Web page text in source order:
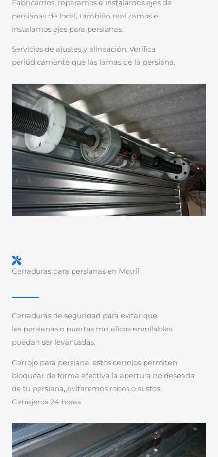
Fabricamos, reparamos e instalamos ejes de
persianas de local, también realizamos e
instalamos ejes para persianas.
Servicios de ajustes y alineación. Verifica
periódicamente que las lamas de la persiana.
Cerraduras para persianas en Motril
Cerraduras de seguridad para evitar que
las persianas o puertas metálicas enrollables
puedan ser levantadas.
Cerrojo para persiana, estos cerrojos permiten
bloquear de forma efectiva la apertura no deseada
de tu persiana, evitaremos robos o sustos.
Cerrajeros 24 horas